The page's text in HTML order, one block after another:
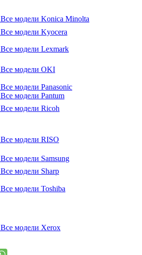
Все модели Konica Minolta
Все модели Kyocera
Все модели Lexmark
Все модели OKI
Все модели Panasonic
Все модели Pantum
Все модели Ricoh
Все модели RISO
Все модели Samsung
Все модели Sharp
Все модели Toshiba
Все модели Xerox